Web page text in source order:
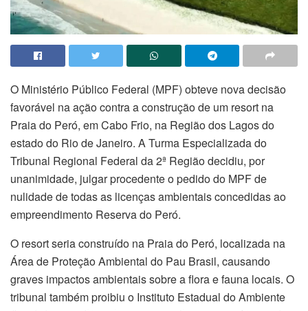
O Ministério Público Federal (MPF) obteve nova decisão
favorável na ação contra a construção de um resort na
Praia do Peró, em Cabo Frio, na Região dos Lagos do
estado do Rio de Janeiro. A Turma Especializada do
Tribunal Regional Federal da 2ª Região decidiu, por
unanimidade, julgar procedente o pedido do MPF de
nulidade de todas as licenças ambientais concedidas ao
empreendimento Reserva do Peró.
O resort seria construído na Praia do Peró, localizada na
Área de Proteção Ambiental do Pau Brasil, causando
graves impactos ambientais sobre a flora e fauna locais. O
tribunal também proibiu o Instituto Estadual do Ambiente